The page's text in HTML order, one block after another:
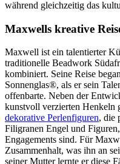
während gleichzeitig das
Maxwells kreative
Maxwell ist ein talentierter
traditionelle Beadwork
kombiniert. Seine Reise
Sonnenglas®, als er sein
offenbarte. Neben der
kunstvoll verzierten Henkeln
dekorative Perlenfiguren, die
Filigranen Engel und
Engagements sind. Für
Zusammenhalt, was ihn an
seiner Mutter lernte er diese